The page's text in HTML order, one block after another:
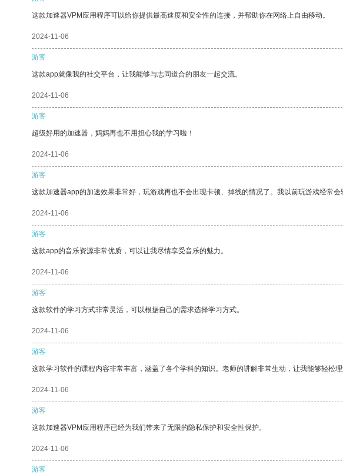
这款加速器VPM应用程序可以给你提供最高速度和安全性的连接，并帮助你在网络上自由移动。
2024-11-06
游客
这款app就像我的社交平台，让我能够与志同道合的朋友一起交流。
2024-11-06
游客
超级好用的加速器，妈妈再也不用担心我的学习啦！
2024-11-06
游客
这款加速器app的加速效果非常好，玩游戏再也不会出现卡顿、掉线的情况了。我以前玩游戏经常
2024-11-06
游客
这款app的音乐资源非常优质，可以让我尽情享受音乐的魅力。
2024-11-06
游客
这款软件的学习方式非常灵活，可以根据自己的需求选择学习方式。
2024-11-06
游客
这款学习软件的课程内容非常丰富，涵盖了各个学科的知识。老师的讲解非常生动，让我能够轻松理
2024-11-06
游客
这款加速器VPM应用程序已经为我们带来了无限的隐私保护和安全性保护。
2024-11-06
游客